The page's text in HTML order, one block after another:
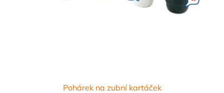
Pohárek na zubní kartáček